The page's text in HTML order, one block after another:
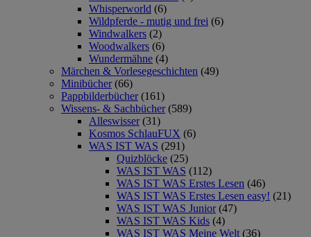
Whisperworld (6)
Wildpferde - mutig und frei (6)
Windwalkers (2)
Woodwalkers (6)
Wundermähne (4)
Märchen & Vorlesegeschichten (49)
Minibücher (66)
Pappbilderbücher (161)
Wissens- & Sachbücher (589)
Alleswisser (31)
Kosmos SchlauFUX (6)
WAS IST WAS (291)
Quizblöcke (25)
WAS IST WAS (112)
WAS IST WAS Erstes Lesen (46)
WAS IST WAS Erstes Lesen easy! (21)
WAS IST WAS Junior (47)
WAS IST WAS Kids (4)
WAS IST WAS Meine Welt (36)